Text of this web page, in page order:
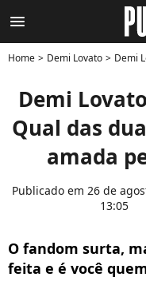
menu
Home Demi Lovato Demi
Demi
Qual das
amada
Publicado em 26 de
13:05
O fandom surta,
feita e é você